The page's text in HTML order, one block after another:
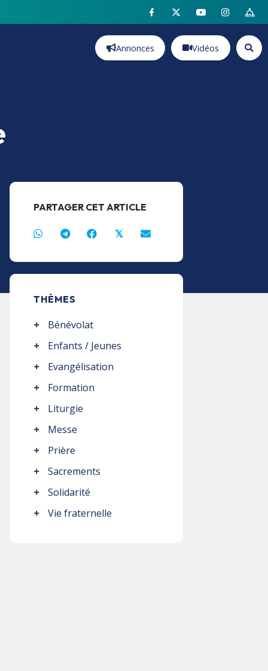
Annonces Vidéos
PARTAGER CET ARTICLE
𝕏
THÈMES
Bénévolat
Enfants / Jeunes
Evangélisation
Formation
Liturgie
Messe
Prière
Sacrements
Solidarité
Vie fraternelle